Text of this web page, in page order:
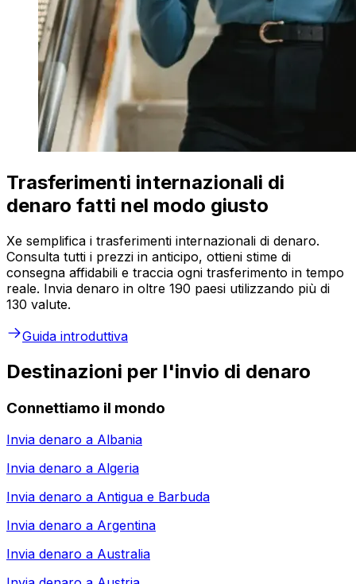
Trasferimenti internazionali di
denaro fatti nel modo giusto
Xe semplifica i trasferimenti internazionali di denaro.
Consulta tutti i prezzi in anticipo, ottieni stime di
consegna affidabili e traccia ogni trasferimento in tempo
reale. Invia denaro in oltre 190 paesi utilizzando più di
130 valute.
Guida introduttiva
Destinazioni per l'invio di denaro
Connettiamo il mondo
Invia denaro a Albania
Invia denaro a Algeria
Invia denaro a Antigua e Barbuda
Invia denaro a Argentina
Invia denaro a Australia